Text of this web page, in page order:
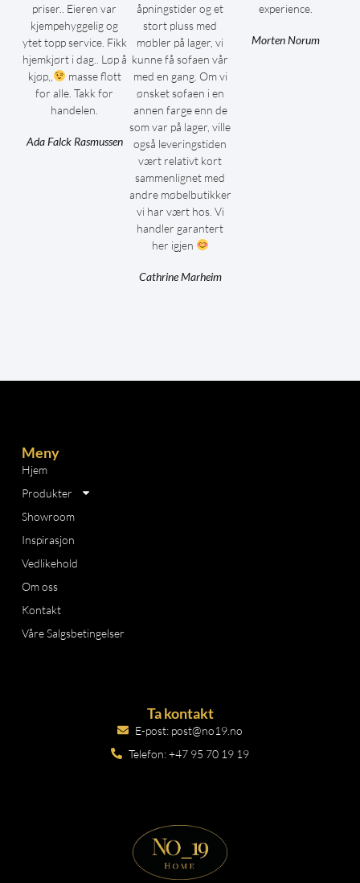
priser.. Eieren var
kjempehyggelig og
ytet topp service. Fikk
hjemkjørt i dag.. Løp å
kjøp,,
masse flott
for alle. Takk for
handelen.
Ada Falck Rasmussen
åpningstider og et
stort pluss med
møbler på lager, vi
kunne få sofaen vår
med en gang. Om vi
ønsket sofaen i en
annen farge enn de
som var på lager, ville
også leveringstiden
vært relativt kort
sammenlignet med
andre møbelbutikker
vi har vært hos. Vi
handler garantert
her igjen
Cathrine Marheim
experience.
Morten Norum
Meny
Hjem
Produkter
Showroom
Inspirasjon
Vedlikehold
Om oss
Kontakt
Våre Salgsbetingelser
Ta kontakt
E-post: post@no19.no
Telefon: +47 95 70 19 19